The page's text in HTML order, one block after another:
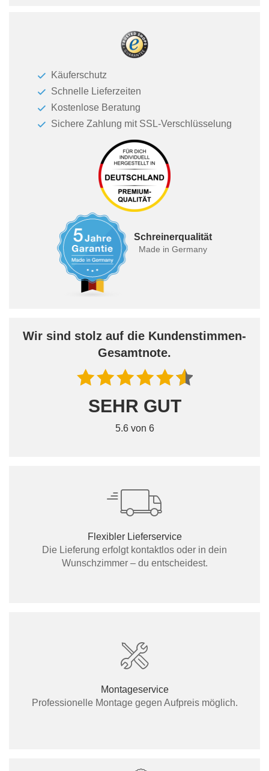
Käuferschutz
Schnelle Lieferzeiten
Kostenlose Beratung
Sichere Zahlung mit SSL-Verschlüsselung
Schreinerqualität
Made in Germany
Wir sind stolz auf die Kundenstimmen-
Gesamtnote.
SEHR GUT
5.6 von 6
Flexibler Lieferservice
Die Lieferung erfolgt kontaktlos oder in dein
Wunschzimmer – du entscheidest.
Montageservice
Professionelle Montage gegen Aufpreis möglich.